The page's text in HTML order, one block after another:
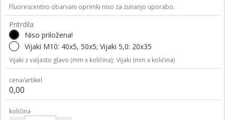
Fluorescentno obarvani oprimki niso za zunanjo uporabo.
Pritrdila
Niso priložena!
Vijaki M10: 40x5, 50x5; Vijaki 5,0: 20x35
Vijaki z valjasto glavo (mm x količina); Vijaki (mm x količina)
cena/artikel
0,00
količina